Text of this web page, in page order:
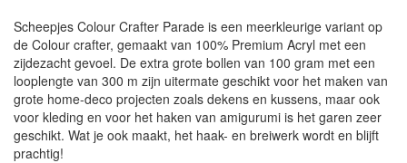
Scheepjes Colour Crafter Parade is een meerkleurige variant op
de Colour crafter, gemaakt van 100% Premium Acryl met een
zijdezacht gevoel. De extra grote bollen van 100 gram met een
looplengte van 300 m zijn uitermate geschikt voor het maken van
grote home-deco projecten zoals dekens en kussens, maar ook
voor kleding en voor het haken van amigurumi is het garen zeer
geschikt. Wat je ook maakt, het haak- en breiwerk wordt en blijft
prachtig!